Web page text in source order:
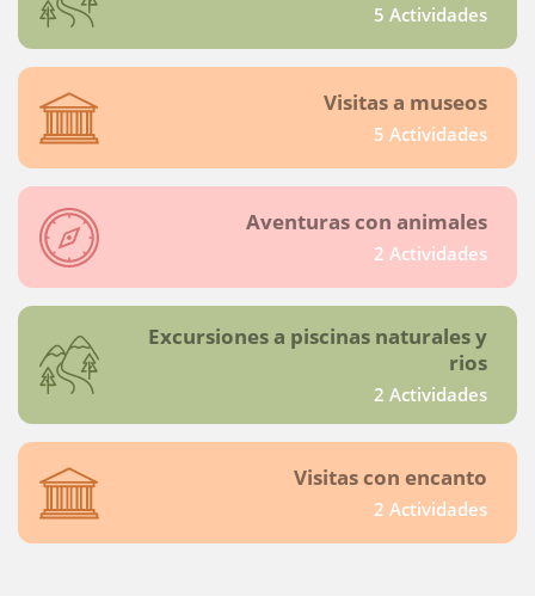
5 Actividades
Visitas a museos
5 Actividades
Aventuras con animales
2 Actividades
Excursiones a piscinas naturales y
rios
2 Actividades
Visitas con encanto
2 Actividades